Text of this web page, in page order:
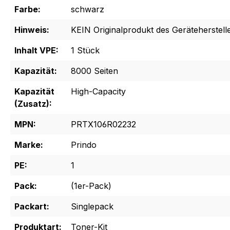
Farbe:
schwarz
Hinweis:
KEIN Originalprodukt des
Inhalt VPE:
1 Stück
Kapazität:
8000 Seiten
Kapazität
(Zusatz):
High-Capacity
MPN:
PRTX106R02232
Marke:
Prindo
PE:
1
Pack:
(1er-Pack)
Packart:
Singlepack
Produktart:
Toner-Kit